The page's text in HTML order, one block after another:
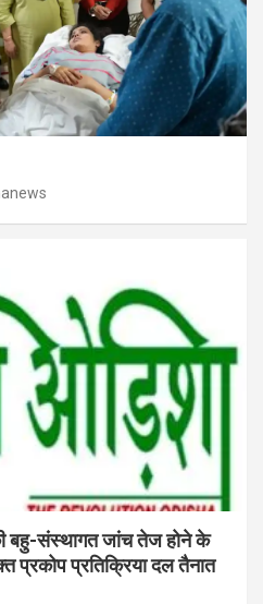
बहु-संस्थागत जांच तेज होने के
प्रकोप प्रतिक्रिया दल तैनात